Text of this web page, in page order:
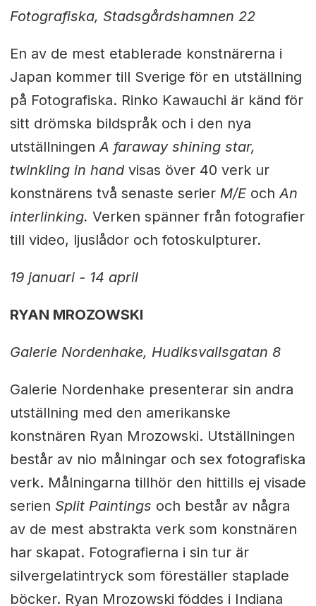
Fotografiska, Stadsgårdshamnen 22
En av de mest etablerade konstnärerna i
Japan kommer till Sverige för en utställning
på Fotografiska. Rinko Kawauchi är känd för
sitt drömska bildspråk och i den nya
utställningenA faraway shining star,
twinkling in handvisas över 40 verk ur
konstnärens två senaste serier M/E ochAn
interlinking. Verken spänner från fotografier
till video, ljuslådor och fotoskulpturer.
19 januari - 14 april
RYAN MROZOWSKI
Galerie Nordenhake, Hudiksvallsgatan 8
Galerie Nordenhake presenterar sin andra
utställning med den amerikanske
konstnären Ryan Mrozowski. Utställningen
består av nio målningar och sex fotografiska
verk. Målningarna tillhör den hittills ej visade
serien Split Paintings och består av några
av de mest abstrakta verk som konstnären
har skapat. Fotografierna i sin tur är
silvergelatintryck som föreställer staplade
böcker. Ryan Mrozowski föddes i Indiana